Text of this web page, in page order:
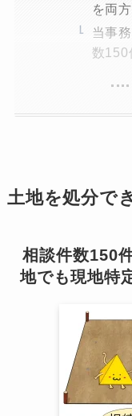
を両
当事
数150
土地を処分で
相談件数150
地でも現地特